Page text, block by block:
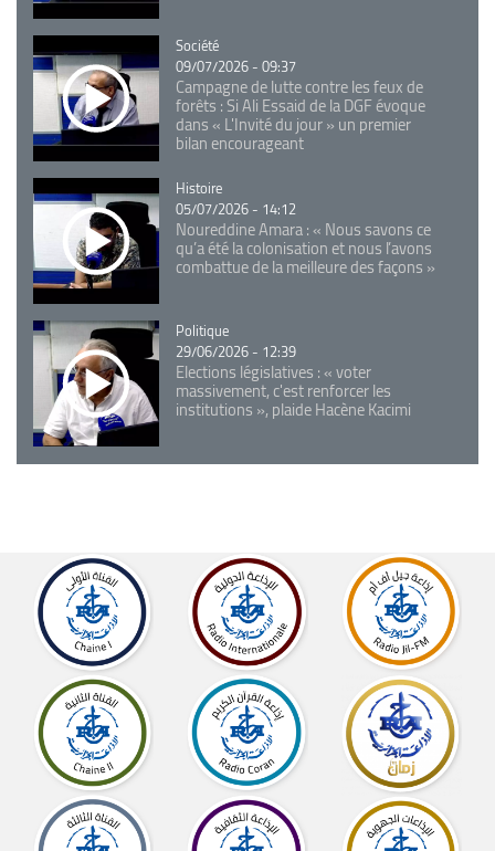
Catégorie
Société
09/07/2026 - 09:37
Campagne de lutte contre les feux de
forêts : Si Ali Essaid de la DGF évoque
dans « L'Invité du jour » un premier
bilan encourageant
Catégorie
Histoire
05/07/2026 - 14:12
Noureddine Amara : « Nous savons ce
qu’a été la colonisation et nous l’avons
combattue de la meilleure des façons »
Catégorie
Politique
29/06/2026 - 12:39
Elections législatives : « voter
massivement, c'est renforcer les
institutions », plaide Hacène Kacimi